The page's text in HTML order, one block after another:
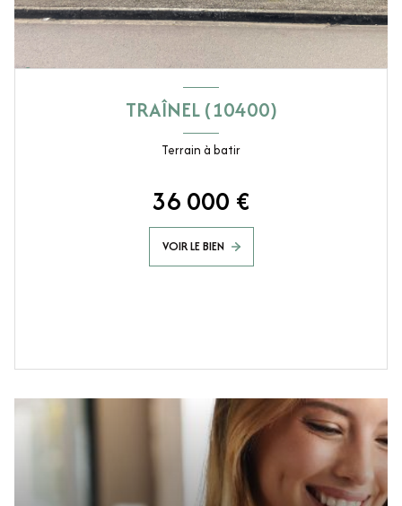
TRAÎNEL (10400)
Terrain à batir
36 000 €
VOIR LE BIEN